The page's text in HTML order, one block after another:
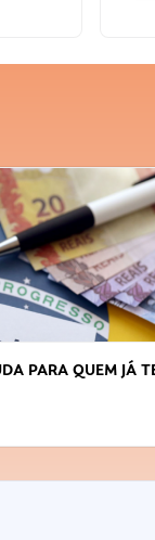
PARA QUEM JÁ